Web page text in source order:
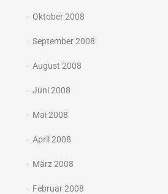
Oktober 2008
September 2008
August 2008
Juni 2008
Mai 2008
April 2008
März 2008
Februar 2008